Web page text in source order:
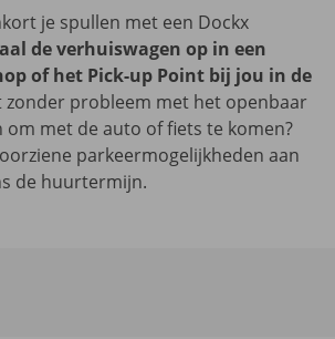
je spullen met een Dockx
de verhuiswagen op in een
of het Pick-up Point bij jou in de
zonder probleem met het openbaar
om met de auto of fiets te komen?
parkeermogelijkheden aan
de huurtermijn.